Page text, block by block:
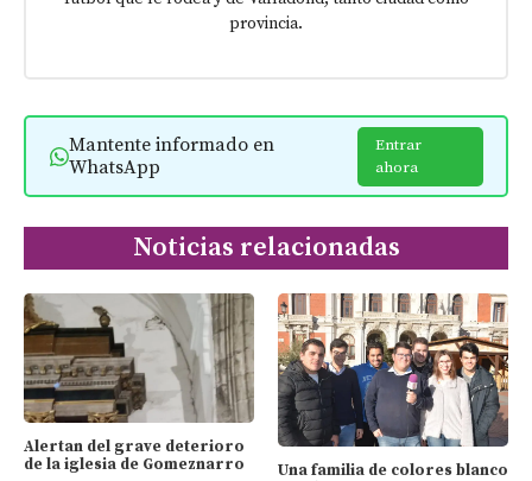
provincia.
Mantente informado en
WhatsApp
Entrar
ahora
Noticias relacionadas
Alertan del grave deterioro
de la iglesia de Gomeznarro
Una familia de colores blanco